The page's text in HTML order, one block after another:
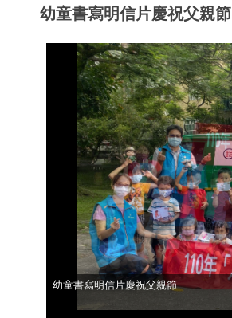
幼童書寫明信片慶祝父親節
幼童書寫明信片慶祝父親節
幼童書寫明信片慶祝父親節